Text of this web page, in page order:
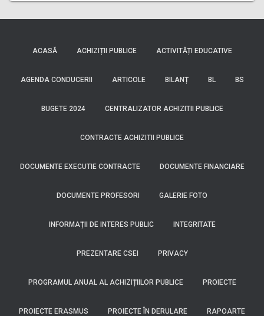
ACASĂ ACHIZIȚII PUBLICE ACTIVITĂȚI EDUCATIVE
AGENDA CONDUCERII ARTICOLE BILANȚ BL BS
BUGETE 2024 CENTRALIZATOR ACHIZITII PUBLICE
CONTRACTE ACHIZITII PUBLICE
DOCUMENTE EXECUTIE CONTRACTE DOCUMENTE FINANCIARE
DOCUMENTE PROFESORI GALERIE FOTO
INFORMAȚII DE INTERES PUBLIC INTEGRITATE
PREZENTARE CSEI PRIVACY
PROGRAMUL ANUAL AL ACHIZIȚIILOR PUBLICE PROIECTE
PROIECTE ERASMUS PROIECTE ÎN DERULARE RAPOARTE